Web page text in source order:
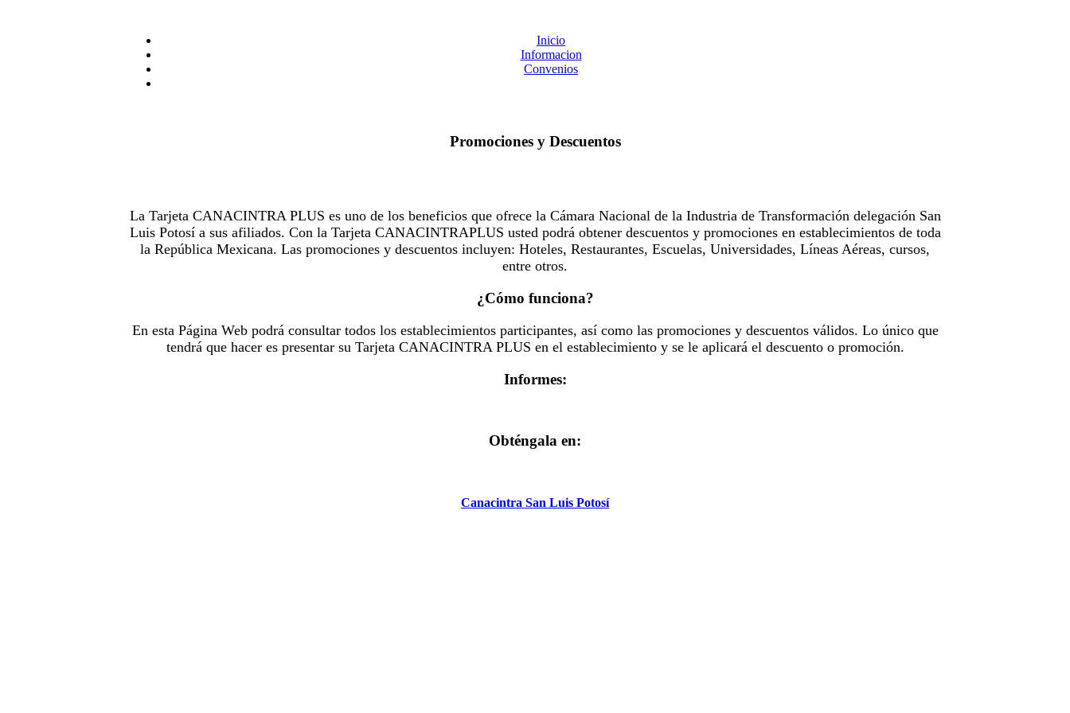
Inicio
Informacion
Convenios
Promociones y Descuentos
La Tarjeta CANACINTRA PLUS es uno de los beneficios que ofrece la Cámara Nacional de la Industria de Transformación delegación San
Luis Potosí a sus afiliados. Con la Tarjeta CANACINTRAPLUS usted podrá obtener descuentos y promociones en establecimientos de toda
la República Mexicana. Las promociones y descuentos incluyen: Hoteles, Restaurantes, Escuelas, Universidades, Líneas Aéreas, cursos,
entre otros.
¿Cómo funciona?
En esta Página Web podrá consultar todos los establecimientos participantes, así como las promociones y descuentos válidos. Lo único que
tendrá que hacer es presentar su Tarjeta CANACINTRA PLUS en el establecimiento y se le aplicará el descuento o promoción.
Informes:
Obténgala en:
Canacintra San Luis Potosí